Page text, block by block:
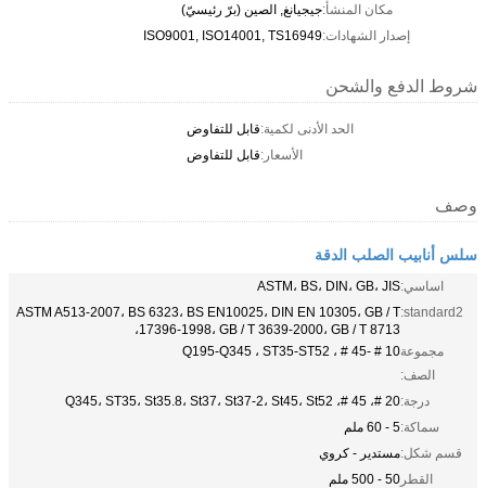
مكان المنشأ:جيجيانغ, الصين (برّ رئيسيّ)
إصدار الشهادات:ISO9001, ISO14001, TS16949
شروط الدفع والشحن
الحد الأدنى لكمية:قابل للتفاوض
الأسعار:قابل للتفاوض
وصف
سلس أنابيب الصلب الدقة
اساسي:ASTM، BS، DIN، GB، JIS
standard2: ASTM A513-2007، BS 6323، BS EN10025، DIN EN 10305، GB / T
17396-1998، GB / T 3639-2000، GB / T 8713،
مجموعة
الصف:
10 # -45 # ، Q195-Q345 ، ST35-ST52
درجة:20 #، 45 #، Q345، ST35، St35.8، St37، St37-2، St45، St52
سماكة:5 - 60 ملم
قسم شكل:مستدير - كروي
القطر 50 - 500 ملم